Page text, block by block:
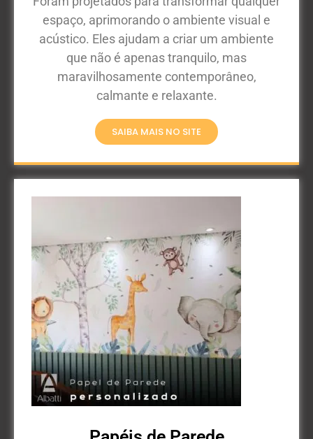
espaço, aprimorando o ambiente visual e
acústico. Eles ajudam a criar um ambiente
que não é apenas tranquilo, mas
maravilhosamente contemporâneo,
calmante e relaxante.
SAIBA MAIS NO SITE